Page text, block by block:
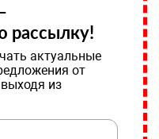
рассылку!
актуальные
от
из